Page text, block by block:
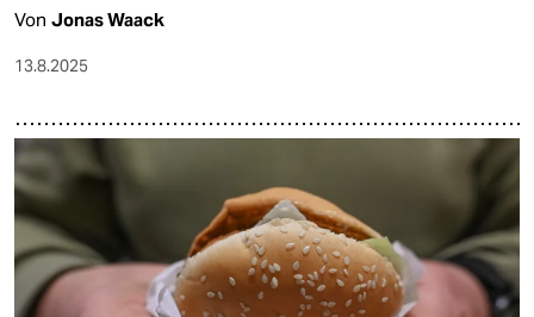
Von Jonas Waack
13.8.2025